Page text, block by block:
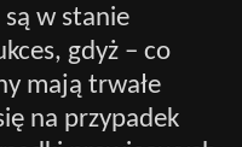
są w stanie
gdyż – co
mają trwałe
na przypadek